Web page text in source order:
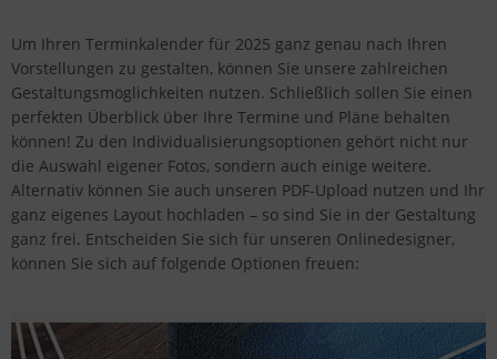
Um Ihren Terminkalender für 2025 ganz genau nach Ihren
Vorstellungen zu gestalten, können Sie unsere zahlreichen
Gestaltungsmöglichkeiten nutzen. Schließlich sollen Sie einen
perfekten Überblick über Ihre Termine und Pläne behalten
können! Zu den Individualisierungsoptionen gehört nicht nur
die Auswahl eigener Fotos, sondern auch einige weitere.
Alternativ können Sie auch unseren PDF-Upload nutzen und Ihr
ganz eigenes Layout hochladen – so sind Sie in der Gestaltung
ganz frei. Entscheiden Sie sich für unseren Onlinedesigner,
können Sie sich auf folgende Optionen freuen: